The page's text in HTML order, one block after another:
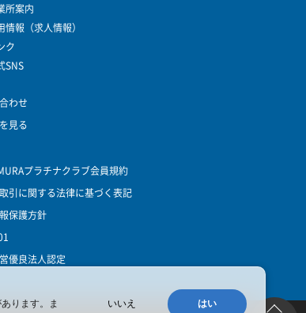
所案内
情報（求人情報）
ク
SNS
わせ
見る
プラチナクラブ会員規約
引に関する法律に基づく表記
保護方針
優良法人認定
ります。ま
いいえ はい